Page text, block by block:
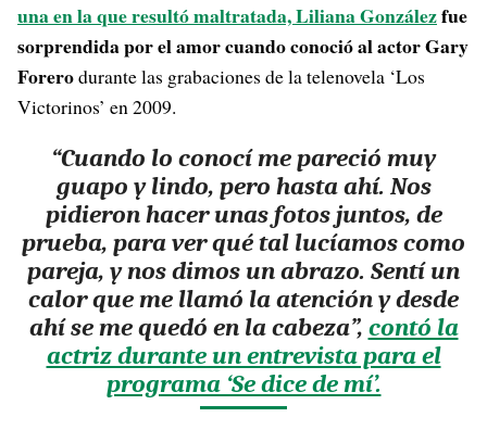
una en la que resultó maltratada,Liliana Gonzálezfue
sorprendida por el amor cuando conoció al actor Gary
Forerodurante las grabaciones de la telenovela ‘Los
Victorinos’ en 2009.
“Cuando lo conocí me pareció muy
guapo y lindo, pero hasta ahí. Nos
pidieron hacer unas fotos juntos, de
prueba, para ver qué tal lucíamos como
pareja, y nos dimos un abrazo. Sentí un
calor que me llamó la atención y desde
ahí se me quedó en la cabeza”, contó la
actriz durante un entrevista para el
programa ‘Se dice de mí’.